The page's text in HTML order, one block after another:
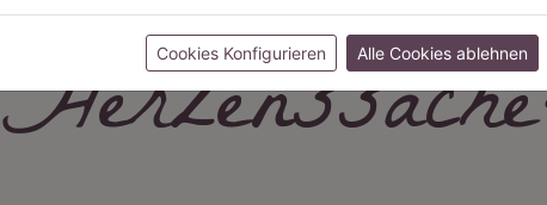
Cookies Konfigurieren Alle Cookies ablehnen